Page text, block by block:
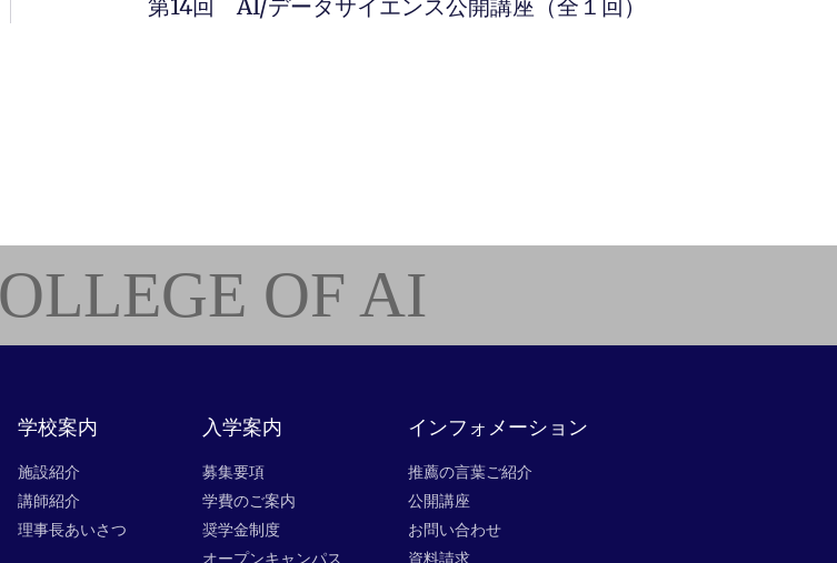
第14回 AI/データサイエンス公開講座（全１回）
OF AI
学校案内
施設紹介
講師紹介
理事長あいさつ
入学案内
募集要項
学費のご案内
奨学金制度
オープンキャンパス
インフォメーション
推薦の言葉ご紹介
公開講座
お問い合わせ
資料請求